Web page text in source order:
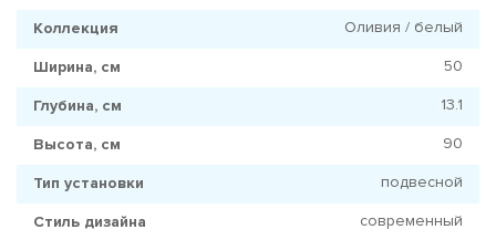
Коллекция Оливия / белый
Ширина, см 50
Глубина, см 13.1
Высота, см 90
Тип установки подвесной
Стиль дизайна современный